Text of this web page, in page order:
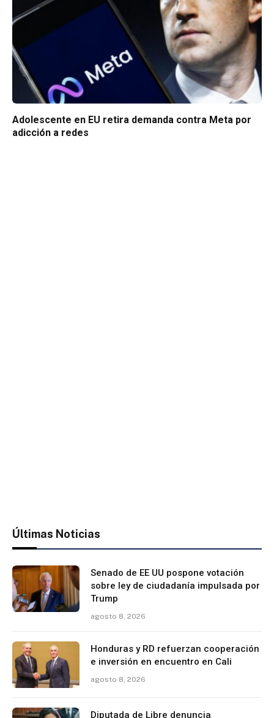
Adolescente en EU retira demanda contra Meta por
adicción a redes
Últimas Noticias
Senado de EE UU pospone votación
sobre ley de ciudadanía impulsada por
Trump
agosto 8, 2026
Honduras y RD refuerzan cooperación
e inversión en encuentro en Cali
agosto 8, 2026
Diputada de Libre denuncia